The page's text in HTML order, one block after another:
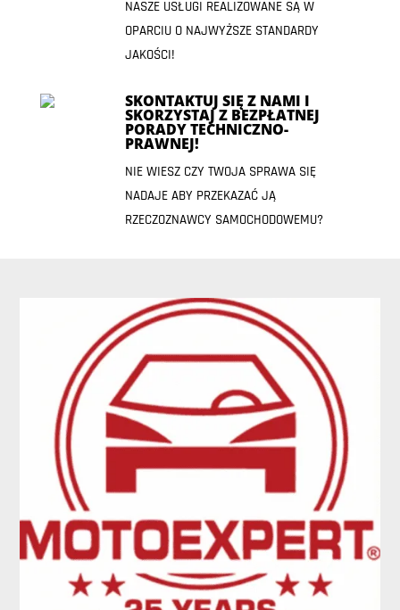
NASZE USŁUGI REALIZOWANE SĄ W
OPARCIU O NAJWYŻSZE STANDARDY
JAKOŚCI!
SKONTAKTUJ SIĘ Z NAMI I
SKORZYSTAJ Z BEZPŁATNEJ
PORADY TECHNICZNO-
PRAWNEJ!
NIE WIESZ CZY TWOJA SPRAWA SIĘ
NADAJE ABY PRZEKAZAĆ JĄ
RZECZOZNAWCY SAMOCHODOWEMU?